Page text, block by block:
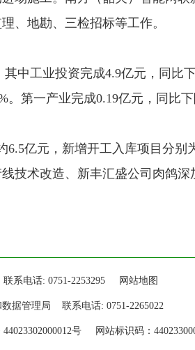
、地勘、三检招标等工作。
工业投资完成4.9亿元，同比
第一产业完成0.19亿元，同比
亿元，新增开工入库项目分别
技术改造、新丰汇盛公司肉鸽
系电话: 0751-2253295 网站地图
据管理局 联系电话: 0751-2265022
号 网站标识码：